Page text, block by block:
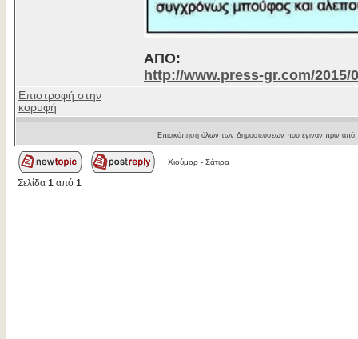
ΑΠΟ:
http://www.press-gr.com/2015/
Επιστροφή στην
κορυφή
Επισκόπηση όλων των Δημοσιεύσεων που έγιναν πριν
Χιούμορ - Σάτιρα
Σελίδα 1 από 1